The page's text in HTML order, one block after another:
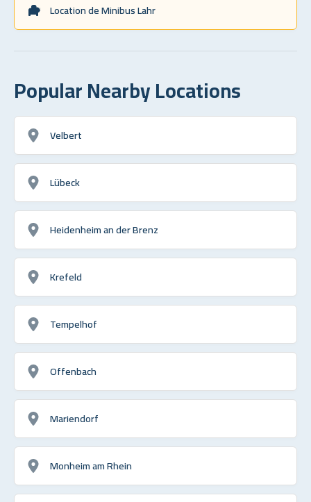
Location de Minibus Lahr
Popular Nearby Locations
Velbert
Lübeck
Heidenheim an der Brenz
Krefeld
Tempelhof
Offenbach
Mariendorf
Monheim am Rhein